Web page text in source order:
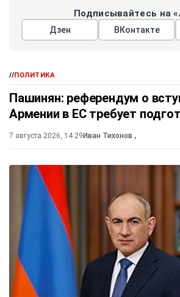
Подписывайтесь на
Дзен ВКонтакте
//ПОЛИТИКА
Пашинян: референдум о
Армении в ЕС требует
7 августа 2026, 14:29 Иван Тихонов ,